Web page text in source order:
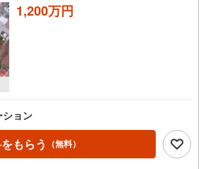
1,200万円
ション
もらう （無料）